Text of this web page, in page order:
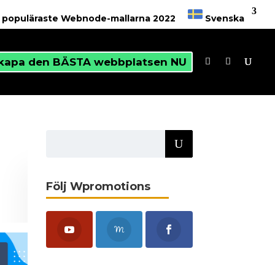
populäraste Webnode-mallarna 2022 Svenska
den BÄSTA webbplatsen NU
Följ Wpromotions